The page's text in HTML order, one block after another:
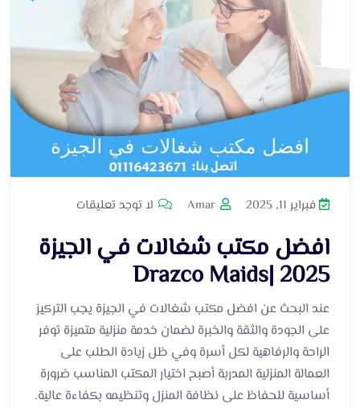
فبراير 11, 2025 لا توجد تعليقات
افضل مكتب شغالات في الجيزة
2025 |Drazco Maids
عند البحث عن افضل مكتب شغالات في الجيزة يجب التركيز
على الجودة والثقة والخبرة لضمان خدمة منزلية متميزة توفر
الراحة والرفاهية لكل أسرة وفي ظل زيادة الطلب على
العمالة المنزلية المدربة أصبح اختيار المكتب المناسب ضرورة
أساسية للحفاظ على نظافة المنزل وتنظيمه بكفاءة عالية.